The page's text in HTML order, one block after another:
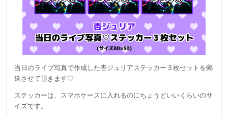
当日のライブ写真で作成した杏ジュリアステッカー３枚セットを郵
送させて頂きます♡
ステッカーは、スマホケースに入れるのにちょうどいいくらいのサ
イズです。